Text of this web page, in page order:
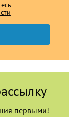
первыми!